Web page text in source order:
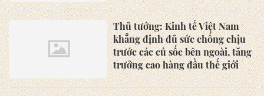
Thủ tướng: Kinh tế Việt Nam
khẳng định đủ sức chống chịu
trước các cú sốc bên ngoài, tăng
trưởng cao hàng đầu thế giới